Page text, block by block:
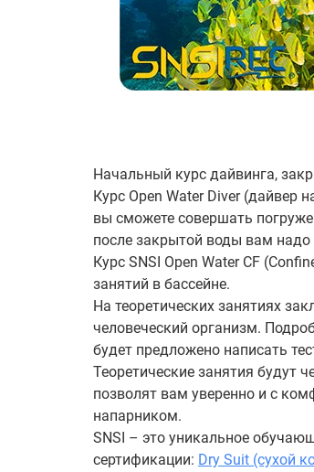
Начальный курс дайвинга,
Курс Open Water Diver (дайвер
вы сможете совершать
после закрытой воды вам
Курс SNSI Open Water CF
занятий в бассейне.
На теоретических занятиях
человеческий организм.
будет предложено написать
Теоретические занятия будут
позволят вам уверенно и с
напарником.
SNSI – это уникальное
сертификации: Dry Suit (сухой